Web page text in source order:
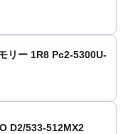
リー 1R8 Pc2-5300U-
D2/533-512MX2